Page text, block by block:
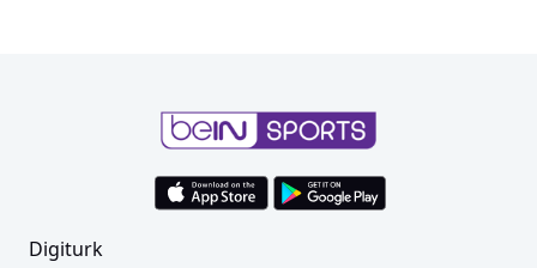
Digiturk